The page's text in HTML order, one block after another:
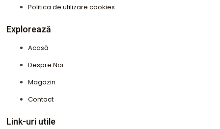
Politica de utilizare cookies
Explorează
Acasă
Despre Noi
Magazin
Contact
Link-uri utile